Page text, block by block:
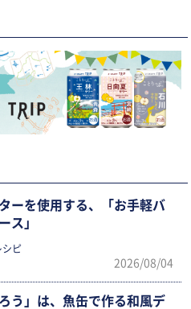
ーを使用する、「お手軽バ
ス」
シピ
2026/08/04
う」は、魚缶で作る和風デ